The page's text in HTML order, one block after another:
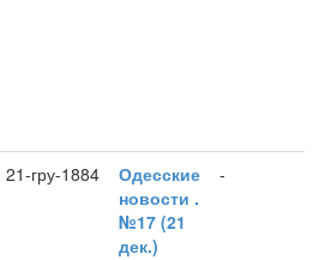
21-гру-1884
Одесские
новости .
№17 (21
дек.)
-